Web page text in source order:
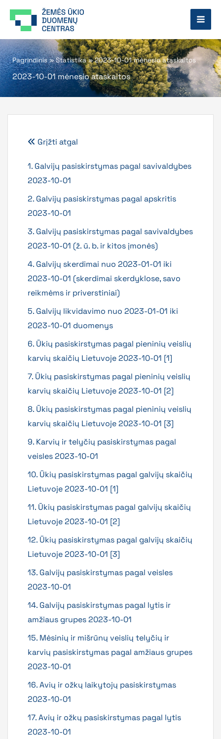
prie
Pagrindinis»Statistika»2023-10-01 mėnesio ataskaitos
2023-10-01 mėnesio ataskaitos
Grįžti atgal
1. Galvijų pasiskirstymas pagal savivaldybes
2023-10-01
2. Galvijų pasiskirstymas pagal apskritis
2023-10-01
3. Galvijų pasiskirstymas pagal savivaldybes
2023-10-01 (ž. ū. b. ir kitos įmonės)
4. Galvijų skerdimai nuo 2023-01-01 iki
2023-10-01 (skerdimai skerdyklose, savo
reikmėms ir priverstiniai)
5. Galvijų likvidavimo nuo 2023-01-01 iki
2023-10-01 duomenys
6. Ūkių pasiskirstymas pagal pieninių veislių
karvių skaičių Lietuvoje 2023-10-01 [1]
7. Ūkių pasiskirstymas pagal pieninių veislių
karvių skaičių Lietuvoje 2023-10-01 [2]
8. Ūkių pasiskirstymas pagal pieninių veislių
karvių skaičių Lietuvoje 2023-10-01 [3]
9. Karvių ir telyčių pasiskirstymas pagal
veisles 2023-10-01
10. Ūkių pasiskirstymas pagal galvijų skaičių
Lietuvoje 2023-10-01 [1]
11. Ūkių pasiskirstymas pagal galvijų skaičių
Lietuvoje 2023-10-01 [2]
12. Ūkių pasiskirstymas pagal galvijų skaičių
Lietuvoje 2023-10-01 [3]
13. Galvijų pasiskirstymas pagal veisles
2023-10-01
14. Galvijų pasiskirstymas pagal lytis ir
amžiaus grupes 2023-10-01
15. Mėsinių ir mišrūnų veislių telyčių ir
karvių pasiskirstymas pagal amžiaus grupes
2023-10-01
16. Avių ir ožkų laikytojų pasiskirstymas
2023-10-01
17. Avių ir ožkų pasiskirstymas pagal lytis
2023-10-01